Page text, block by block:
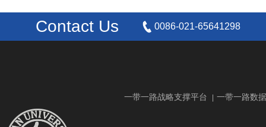
Contact Us 0086-021-65641298
一带一路战略支撑平台 一带一路数